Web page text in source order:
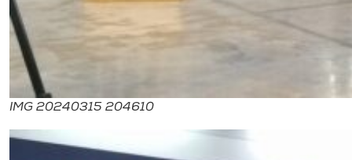
IMG 20240315 204610